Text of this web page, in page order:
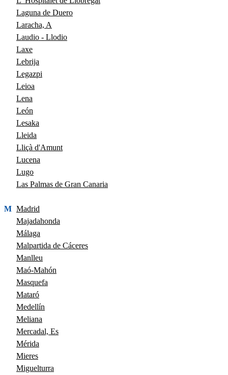
Laguna de Duero
Laracha, A
Laudio - Llodio
Laxe
Lebrija
Legazpi
Leioa
Lena
León
Lesaka
Lleida
Lliçà d'Amunt
Lucena
Lugo
Las Palmas de Gran Canaria
M Madrid
Majadahonda
Málaga
Malpartida de Cáceres
Manlleu
Maó-Mahón
Masquefa
Mataró
Medellín
Meliana
Mercadal, Es
Mérida
Mieres
Miguelturra